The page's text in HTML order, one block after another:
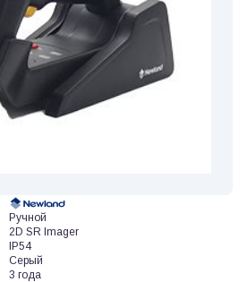
Ручной
2D SR Imager
IP54
Серый
3 года